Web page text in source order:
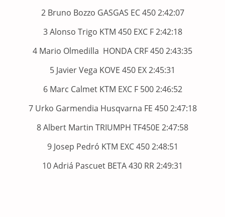
2 Bruno Bozzo GASGAS EC 450 2:42:07
3 Alonso Trigo KTM 450 EXC F 2:42:18
4 Mario Olmedilla HONDA CRF 450 2:43:35
5 Javier Vega KOVE 450 EX 2:45:31
6 Marc Calmet KTM EXC F 500 2:46:52
7 Urko Garmendia Husqvarna FE 450 2:47:18
8 Albert Martin TRIUMPH TF450E 2:47:58
9 Josep Pedró KTM EXC 450 2:48:51
10 Adriá Pascuet BETA 430 RR 2:49:31